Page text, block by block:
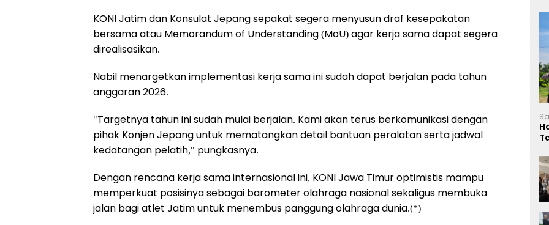
KONI Jatim dan Konsulat Jepang sepakat segera menyusun draf kesepakatan
bersama atau Memorandum of Understanding (MoU) agar kerja sama dapat segera
direalisasikan.
Nabil menargetkan implementasi kerja sama ini sudah dapat berjalan pada tahun
anggaran 2026.
"Targetnya tahun ini sudah mulai berjalan. Kami akan terus berkomunikasi dengan
pihak Konjen Jepang untuk mematangkan detail bantuan peralatan serta jadwal
kedatangan pelatih," pungkasnya.
Dengan rencana kerja sama internasional ini, KONI Jawa Timur optimistis mampu
memperkuat posisinya sebagai barometer olahraga nasional sekaligus membuka
jalan bagi atlet Jatim untuk menembus panggung olahraga dunia.(*)